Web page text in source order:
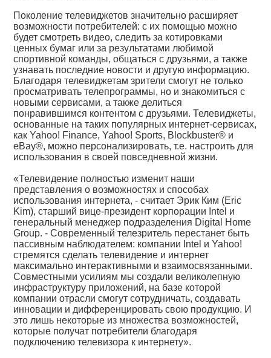
Поколение телевиджетов значительно расширяет
возможности потребителей: с их помощью можно
будет смотреть видео, следить за котировками
ценных бумаг или за результатами любимой
спортивной команды, общаться с друзьями, а также
узнавать последние новости и другую информацию.
Благодаря телевиджетам зрители смогут не только
просматривать телепрограммы, но и знакомиться с
новыми сервисами, а также делиться
понравившимся контентом с друзьями. Телевиджеты,
основанные на таких популярных интернет-сервисах,
как Yahoo! Finance, Yahoo! Sports, Blockbuster® и
eBay®, можно персонализировать, т.е. настроить для
использования в своей повседневной жизни.
«Телевидение полностью изменит наши
представления о возможностях и способах
использования интернета, - считает Эрик Ким (Eric
Kim), старший вице-президент корпорации Intel и
генеральный менеджер подразделения Digital Home
Group. - Современный телезритель перестанет быть
пассивным наблюдателем: компании Intel и Yahoo!
стремятся сделать телевидение и интернет
максимально интерактивными и взаимосвязанными.
Совместными усилиям мы создали великолепную
инфраструктуру приложений, на базе которой
компании отрасли смогут сотрудничать, создавать
инновации и дифференцировать свою продукцию. И
это лишь некоторые из множества возможностей,
которые получат потребители благодаря
подключению телевизора к интернету».